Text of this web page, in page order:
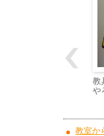
教
や
教室か